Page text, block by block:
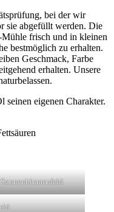
bei der wir
sie abgefüllt werden. Die
frisch und in kleinen
bestmöglich zu erhalten.
Geschmack, Farbe
erhalten. Unsere
seinen eigenen Charakter.
Sonnenblumenfeld